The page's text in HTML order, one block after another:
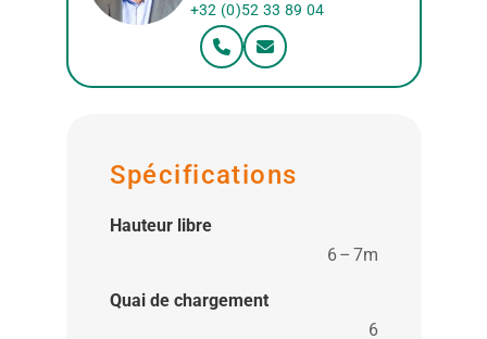
+32 (0)52 33 89 04
Spécifications
Hauteur libre
6 – 7m
Quai de chargement
6